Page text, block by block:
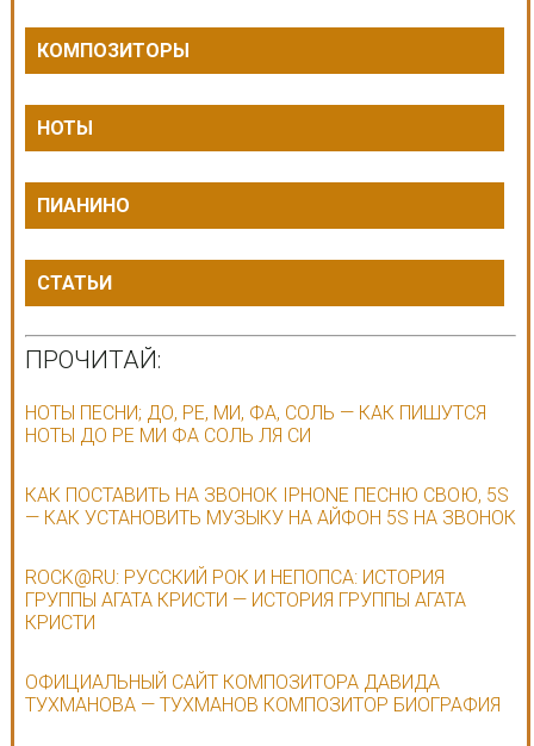
КОМПОЗИТОРЫ
НОТЫ
ПИАНИНО
СТАТЬИ
ПРОЧИТАЙ:
НОТЫ ПЕСНИ; ДО, РЕ, МИ, ФА, СОЛЬ — КАК ПИШУТСЯ
НОТЫ ДО РЕ МИ ФА СОЛЬ ЛЯ СИ
КАК ПОСТАВИТЬ НА ЗВОНОК IPHONE ПЕСНЮ СВОЮ, 5S
— КАК УСТАНОВИТЬ МУЗЫКУ НА АЙФОН 5S НА ЗВОНОК
ROCK@RU: РУССКИЙ РОК И НЕПОПСА: ИСТОРИЯ
ГРУППЫ АГАТА КРИСТИ — ИСТОРИЯ ГРУППЫ АГАТА
КРИСТИ
ОФИЦИАЛЬНЫЙ САЙТ КОМПОЗИТОРА ДАВИДА
ТУХМАНОВА — ТУХМАНОВ КОМПОЗИТОР БИОГРАФИЯ